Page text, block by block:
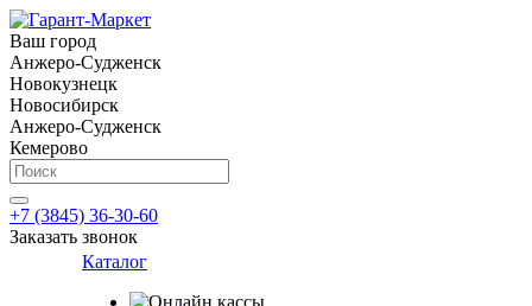
Ваш город
Анжеро-Судженск
Новокузнецк
Новосибирск
Анжеро-Судженск
Кемерово
+7 (3845) 36-30-60
Заказать звонок
Каталог